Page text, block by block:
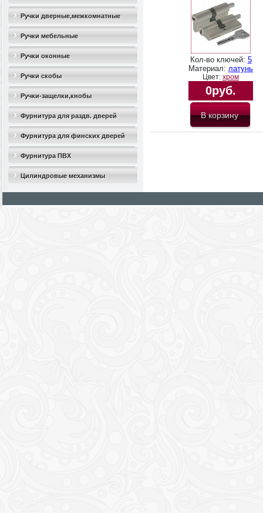
Ручки дверные,межкомнатные
Ручки мебельные
Ручки оконные
Ручки скобы
Ручки-защелки,кнобы
Фурнитура для раздв. дверей
Фурнитура для финских дверей
Фурнитура ПВХ
Цилиндровые механизмы
Кол-во ключей: 5
Материал: латунь
Цвет: хром
0руб.